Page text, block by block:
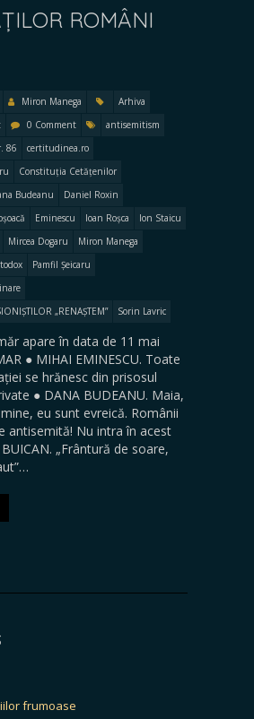
ROMÂNI
Miron Manega
Arhiva
0 Comment
antisemitism
86
certitudinea.ro
Constituția Cetățenilor
Budeanu
Daniel Roxin
Eminescu Ioan Roșca
Ion Staicu
Mircea Dogaru
Miron Manega
Pamfil Șeicaru
„RENAȘTEM”
Sorin Lavric
apare în data de 11 mai
● MIHAI EMINESCU. Toate
se hrănesc din prisosul
● DANA BUDEANU. Maia,
eu sunt evreică. Românii
antisemită! Nu intra în acest
„Frântură de soare,
frumoase